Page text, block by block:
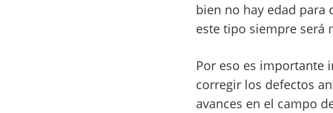
bien no hay edad
este tipo siempre será
Por eso es importante
corregir los defectos
avances en el campo